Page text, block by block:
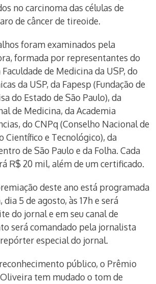
no carcinoma das células de
de câncer de tireoide.
foram examinados pela
formada por representantes do
de Medicina da USP, do
da USP, da Fapesp (Fundação de
do Estado de São Paulo), da
de Medicina, da Academia
do CNPq (Conselho Nacional de
Científico e Tecnológico), da
de São Paulo e da Folha. Cada
R$ 20 mil, além de um certificado.
deste ano está programada
5 de agosto, às 17h e será
do jornal e em seu canal de
será comandado pela jornalista
especial do jornal.
público, o Prêmio
tem mudado o tom de